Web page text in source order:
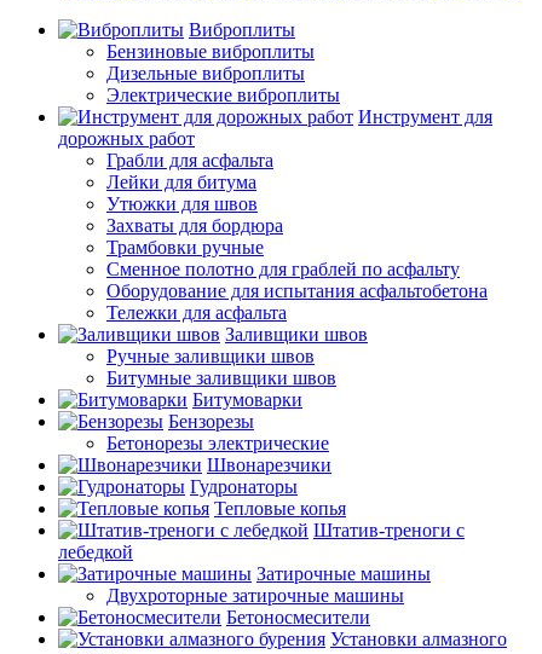
Виброплиты
Бензиновые виброплиты
Дизельные виброплиты
Электрические виброплиты
Инструмент для
дорожных работ
Грабли для асфальта
Лейки для битума
Утюжки для швов
Захваты для бордюра
Трамбовки ручные
Сменное полотно для граблей по асфальту
Оборудование для испытания асфальтобетона
Тележки для асфальта
Заливщики швов
Ручные заливщики швов
Битумные заливщики швов
Битумоварки
Бензорезы
Бетонорезы электрические
Швонарезчики
Гудронаторы
Тепловые копья
Штатив-треноги с
лебедкой
Затирочные машины
Двухроторные затирочные машины
Бетоносмесители
Установки алмазного